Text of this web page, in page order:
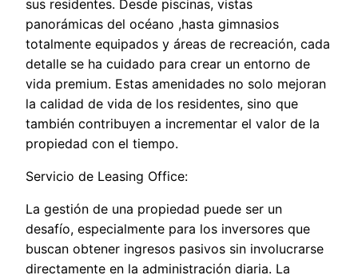
sus residentes. Desde piscinas, vistas
panorámicas del océano ,hasta gimnasios
totalmente equipados y áreas de recreación, cada
detalle se ha cuidado para crear un entorno de
vida premium. Estas amenidades no solo mejoran
la calidad de vida de los residentes, sino que
también contribuyen a incrementar el valor de la
propiedad con el tiempo.
Servicio de Leasing Office:
La gestión de una propiedad puede ser un
desafío, especialmente para los inversores que
buscan obtener ingresos pasivos sin involucrarse
directamente en la administración diaria. La